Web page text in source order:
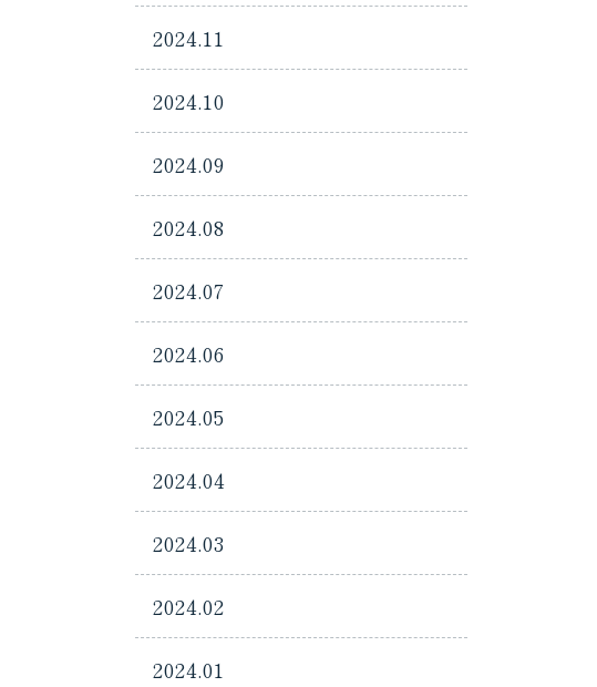
2024.11
2024.10
2024.09
2024.08
2024.07
2024.06
2024.05
2024.04
2024.03
2024.02
2024.01